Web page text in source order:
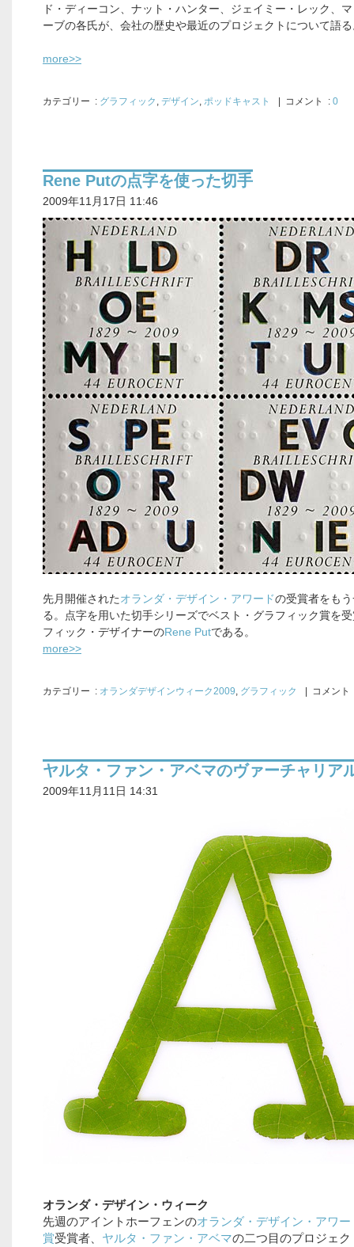
ド・ディーコン、ナット・ハンター、ジェイミー・レック、
ーブの各氏が、会社の歴史や最近のプロジェクトについて語
more>>
カテゴリー : グラフィック , デザイン, ポッドキャスト | コメント : 0
Rene Putの点字を使った切手
2009年11月17日 11:46
先月開催されたオランダ・デザイン・アワードの受賞者をも
る。点字を用いた切手シリーズでベスト・グラフィック賞を
フィック・デザイナーのRene Putである。
more>>
カテゴリー : オランダデザインウィーク2009, グラフィック | コメント
ヤルタ・ファン・アベマのヴァーチャリア
2009年11月11日 14:31
オランダ・デザイン・ウィーク
先週のアイントホーフェンのオランダ・デザイン・アワー
賞受賞者、 ヤルタ・ファン・アベマの二つ目のプロジェ